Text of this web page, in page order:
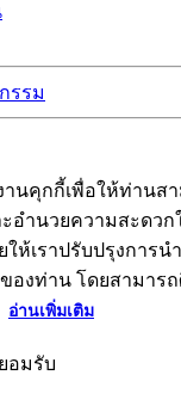
รรม
านคุกกี้เพื่อให้ท่านส
ะอำนวยความสะดวก
ให้เราปรับปรุงการน
องท่าน โดยสามาร
อ่านเพิ่มเติม
ยอมรับ